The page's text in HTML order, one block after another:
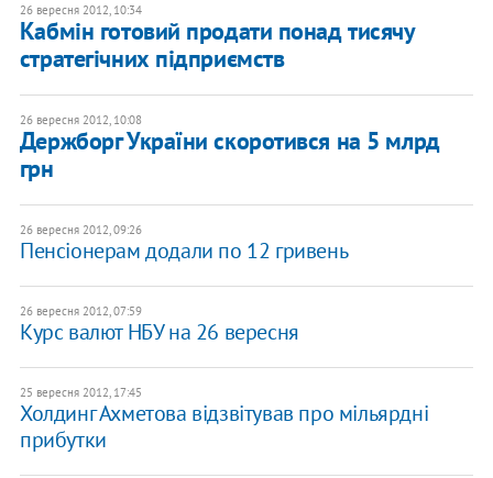
26 вересня 2012, 10:34
Кабмін готовий продати понад тисячу
стратегічних підприємств
26 вересня 2012, 10:08
Держборг України скоротився на 5 млрд
грн
26 вересня 2012, 09:26
Пенсіонерам додали по 12 гривень
26 вересня 2012, 07:59
Курс валют НБУ на 26 вересня
25 вересня 2012, 17:45
Холдинг Ахметова відзвітував про мільярдні
прибутки